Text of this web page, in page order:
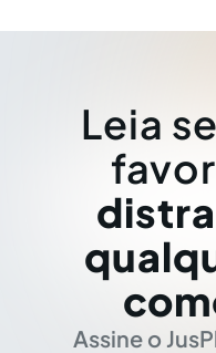
Leia
Assine o